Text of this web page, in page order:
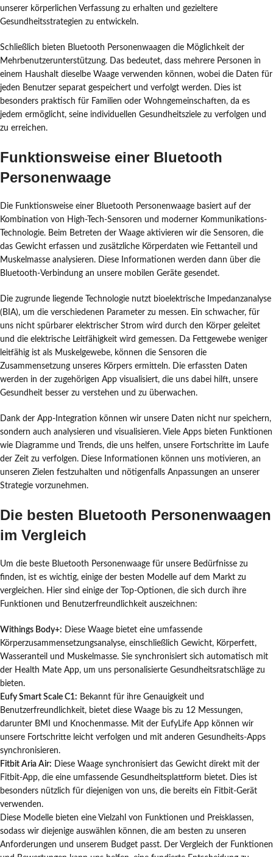
unserer körperlichen Verfassung zu erhalten und gezieltere
Gesundheitsstrategien zu entwickeln.
Schließlich bieten Bluetooth Personenwaagen die Möglichkeit der
Mehrbenutzerunterstützung. Das bedeutet, dass mehrere Personen in
einem Haushalt dieselbe Waage verwenden können, wobei die Daten für
jeden Benutzer separat gespeichert und verfolgt werden. Dies ist
besonders praktisch für Familien oder Wohngemeinschaften, da es
jedem ermöglicht, seine individuellen Gesundheitsziele zu verfolgen und
zu erreichen.
Funktionsweise einer Bluetooth
Personenwaage
Die Funktionsweise einer Bluetooth Personenwaage basiert auf der
Kombination von High-Tech-Sensoren und moderner Kommunikations-
Technologie. Beim Betreten der Waage aktivieren wir die Sensoren, die
das Gewicht erfassen und zusätzliche Körperdaten wie Fettanteil und
Muskelmasse analysieren. Diese Informationen werden dann über die
Bluetooth-Verbindung an unsere mobilen Geräte gesendet.
Die zugrunde liegende Technologie nutzt bioelektrische Impedanzanalyse
(BIA), um die verschiedenen Parameter zu messen. Ein schwacher, für
uns nicht spürbarer elektrischer Strom wird durch den Körper geleitet
und die elektrische Leitfähigkeit wird gemessen. Da Fettgewebe weniger
leitfähig ist als Muskelgewebe, können die Sensoren die
Zusammensetzung unseres Körpers ermitteln. Die erfassten Daten
werden in der zugehörigen App visualisiert, die uns dabei hilft, unsere
Gesundheit besser zu verstehen und zu überwachen.
Dank der App-Integration können wir unsere Daten nicht nur speichern,
sondern auch analysieren und visualisieren. Viele Apps bieten Funktionen
wie Diagramme und Trends, die uns helfen, unsere Fortschritte im Laufe
der Zeit zu verfolgen. Diese Informationen können uns motivieren, an
unseren Zielen festzuhalten und nötigenfalls Anpassungen an unserer
Strategie vorzunehmen.
Die besten Bluetooth Personenwaagen
im Vergleich
Um die beste Bluetooth Personenwaage für unsere Bedürfnisse zu
finden, ist es wichtig, einige der besten Modelle auf dem Markt zu
vergleichen. Hier sind einige der Top-Optionen, die sich durch ihre
Funktionen und Benutzerfreundlichkeit auszeichnen:
Withings Body+: Diese Waage bietet eine umfassende
Körperzusammensetzungsanalyse, einschließlich Gewicht, Körperfett,
Wasseranteil und Muskelmasse. Sie synchronisiert sich automatisch mit
der Health Mate App, um uns personalisierte Gesundheitsratschläge zu
bieten.
Eufy Smart Scale C1: Bekannt für ihre Genauigkeit und
Benutzerfreundlichkeit, bietet diese Waage bis zu 12 Messungen,
darunter BMI und Knochenmasse. Mit der EufyLife App können wir
unsere Fortschritte leicht verfolgen und mit anderen Gesundheits-Apps
synchronisieren.
Fitbit Aria Air: Diese Waage synchronisiert das Gewicht direkt mit der
Fitbit-App, die eine umfassende Gesundheitsplattform bietet. Dies ist
besonders nützlich für diejenigen von uns, die bereits ein Fitbit-Gerät
verwenden.
Diese Modelle bieten eine Vielzahl von Funktionen und Preisklassen,
sodass wir diejenige auswählen können, die am besten zu unseren
Anforderungen und unserem Budget passt. Der Vergleich der Funktionen